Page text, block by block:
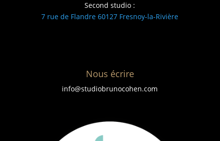
Second studio :
7 rue de Flandre 60127 Fresnoy-la-Rivière
Nous écrire
info@studiobrunocohen.com